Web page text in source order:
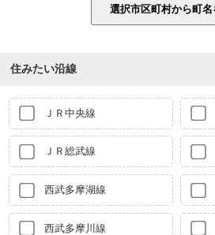
住みたい沿線
ＪＲ中央線
ＪＲ総武線
西武多摩湖線
西武多摩川線